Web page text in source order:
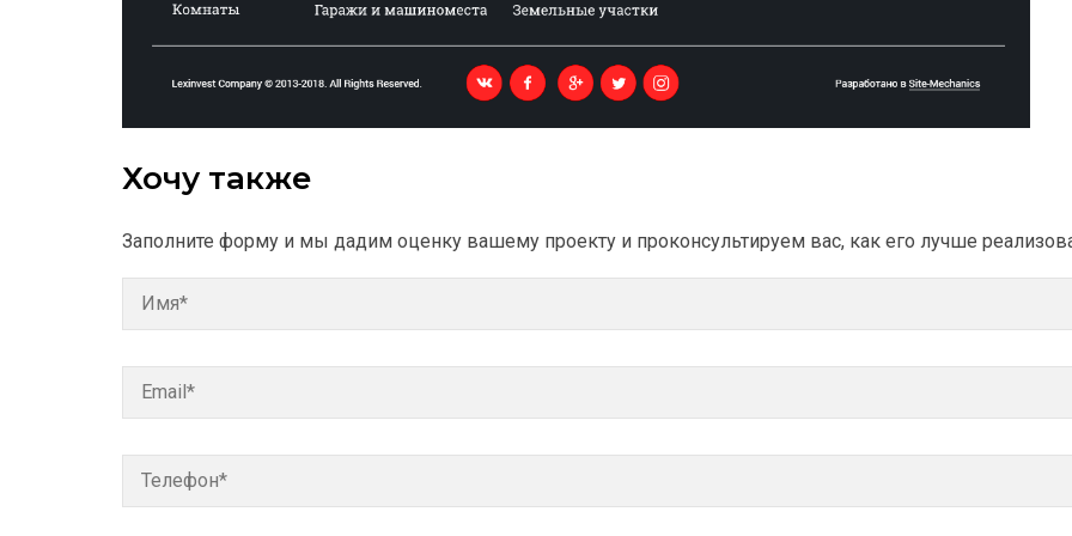
Хочу также
Заполните форму и мы дадим оценку вашему проекту и проконсультируем вас, как его лучше